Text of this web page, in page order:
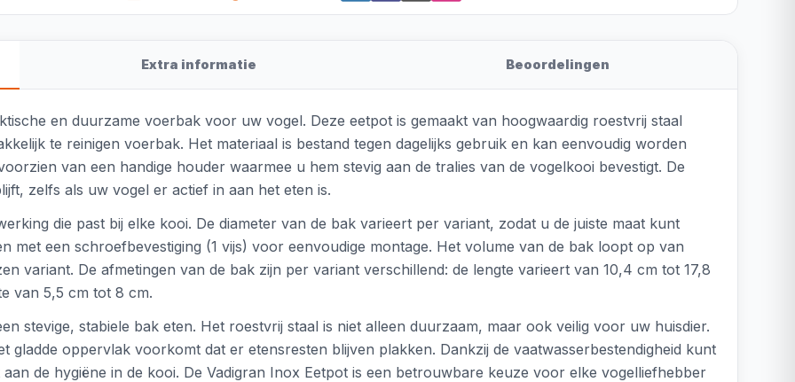
Extra informatie Beoordelingen
en duurzame voerbak voor uw vogel. Deze eetpot is gemaakt van hoogwaardig roestvrij staal
te reinigen voerbak. Het materiaal is bestand tegen dagelijks gebruik en kan eenvoudig worden
van een handige houder waarmee u hem stevig aan de tralies van de vogelkooi bevestigt. De
zelfs als uw vogel er actief in aan het eten is.
die past bij elke kooi. De diameter van de bak varieert per variant, zodat u de juiste maat kunt
met een schroefbevestiging (1 vijs) voor eenvoudige montage. Het volume van de bak loopt op van
variant. De afmetingen van de bak zijn per variant verschillend: de lengte varieert van 10,4 cm tot 17,8
van 5,5 cm tot 8 cm.
stevige, stabiele bak eten. Het roestvrij staal is niet alleen duurzaam, maar ook veilig voor uw huisdier.
gladde oppervlak voorkomt dat er etensresten blijven plakken. Dankzij de vaatwasserbestendigheid kunt
de hygiëne in de kooi. De Vadigran Inox Eetpot is een betrouwbare keuze voor elke vogelliefhebber